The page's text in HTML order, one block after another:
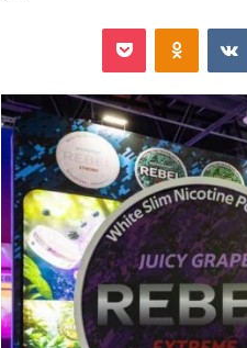
‏VKontakte
Odnoklassniki
‫Pocket